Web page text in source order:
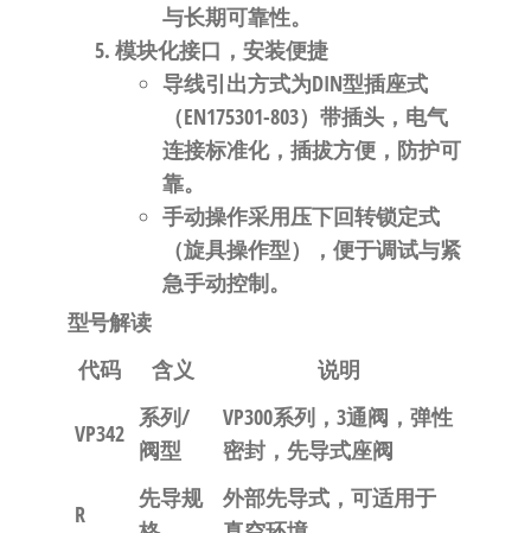
与长期可靠性。
模块化接口，安装便捷
导线引出方式为DIN型插座式
（EN175301-803）带插头，电气
连接标准化，插拔方便，防护可
靠。
手动操作采用压下回转锁定式
（旋具操作型）
，便于调试与紧
急手动控制 。
型号解读
代码
含义 说明
VP342
系列/
阀型
VP300系列，3通阀，弹性
密封，先导式座阀
R
先导规
外部先导式，可适用于